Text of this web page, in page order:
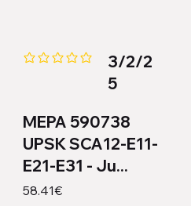
Aún no hay calificaciones
3/2/2
5
MEPA 590738
UPSK SCA12-E11-
E21-E31 - Ju...
58.41€